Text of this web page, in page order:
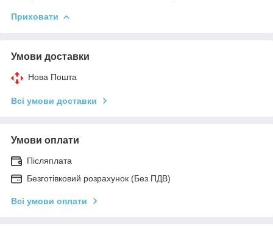
Приховати
Умови доставки
Нова Пошта
Всі умови доставки
Умови оплати
Післяплата
Безготівковий розрахунок (Без ПДВ)
Всі умови оплати